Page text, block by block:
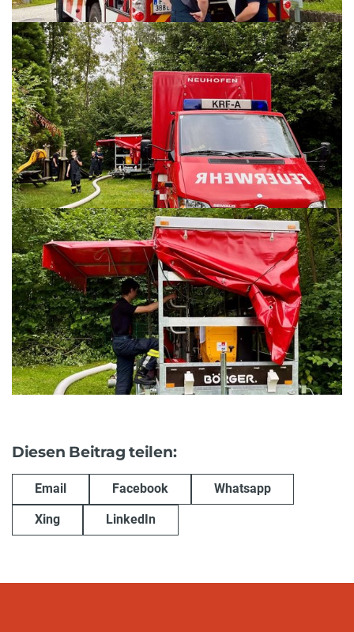
Diesen Beitrag teilen:
Email Facebook Whatsapp
Xing LinkedIn